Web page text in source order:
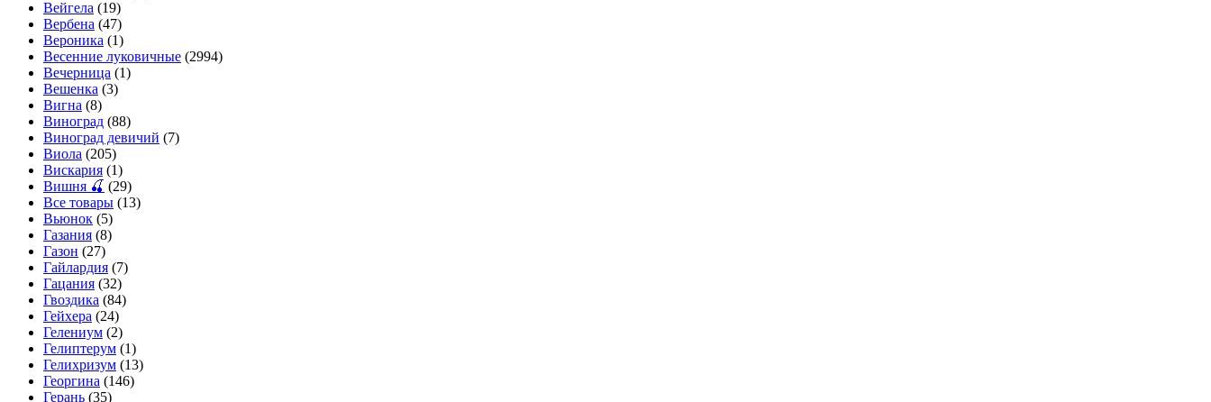
Вейгела (19)
Вербена (47)
Вероника (1)
Весенние луковичные (2994)
Вечерница (1)
Вешенка (3)
Вигна (8)
Виноград (88)
Виноград девичий (7)
Виола (205)
Вискария (1)
Вишня 🍒 (29)
Все товары (13)
Вьюнок (5)
Газания (8)
Газон (27)
Гайлардия (7)
Гацания (32)
Гвоздика (84)
Гейхера (24)
Гелениум (2)
Гелиптерум (1)
Гелихризум (13)
Георгина (146)
Герань (35)